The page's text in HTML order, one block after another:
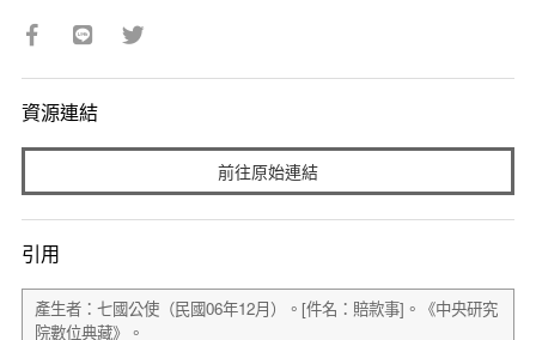
資源連結
前往原始連結
引用